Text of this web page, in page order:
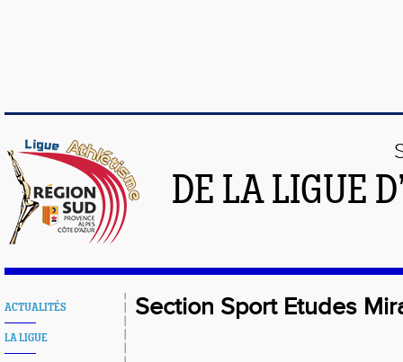
DE LA LIGUE
ACTUALITÉS
LA LIGUE
Section Sport Etudes